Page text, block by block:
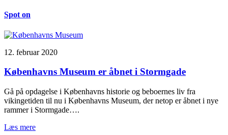
Spot on
12. februar 2020
Københavns Museum er åbnet i Stormgade
Gå på opdagelse i Københavns historie og beboernes liv fra
vikingetiden til nu i Københavns Museum, der netop er åbnet i nye
rammer i Stormgade….
Læs mere